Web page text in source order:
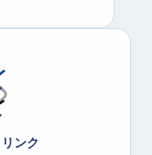
ンク